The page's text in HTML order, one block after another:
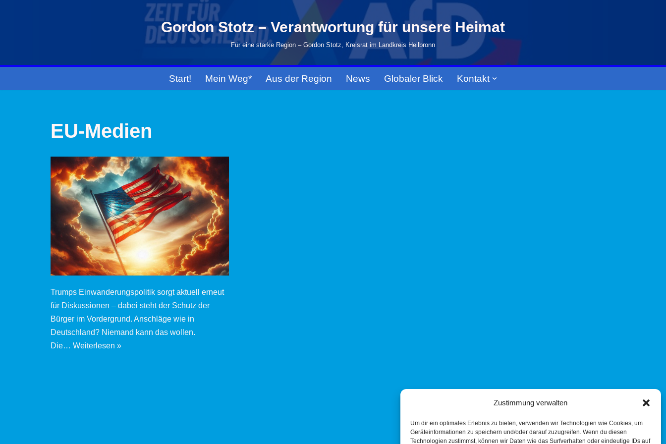
Zustimmung verwalten
Um dir ein optimales Erlebnis zu bieten, verwenden wir Technologien wie Cookies, um
Geräteinformationen zu speichern und/oder darauf zuzugreifen. Wenn du diesen
Technologien zustimmst, können wir Daten wie das Surfverhalten oder eindeutige IDs auf
Gordon Stotz – Verantwortung für unsere Heimat
Für eine starke Region – Gordon Stotz, Kreisrat im Landkreis Heilbronn
Start! Mein Weg* Aus der Region News Globaler Blick Kontakt
EU-Medien
Trumps Einwanderungspolitik sorgt aktuell erneut
für Diskussionen – dabei steht der Schutz der
Bürger im Vordergrund. Anschläge wie in
Deutschland? Niemand kann das wollen.
Die… Weiterlesen »